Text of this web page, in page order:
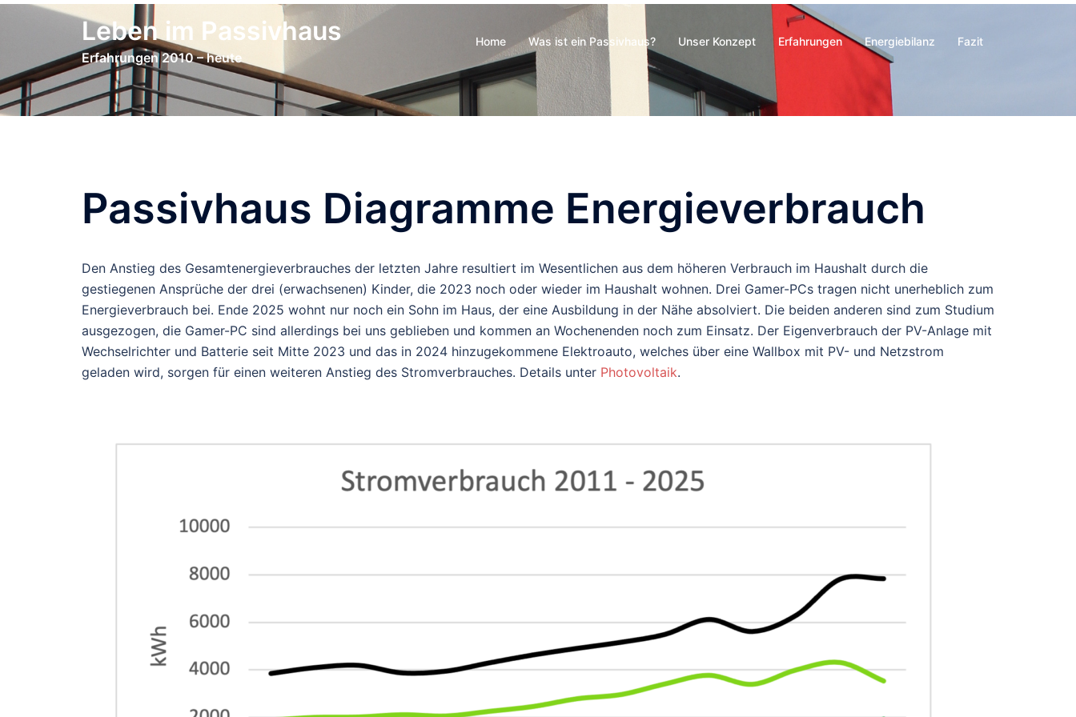
Leben im Passivhaus
Erfahrungen 2010 – heute
Home Was ist ein Passivhaus? Unser Konzept Erfahrungen Energiebilanz Fazit
Passivhaus Diagramme Energieverbrauch
Den Anstieg des Gesamtenergieverbrauches der letzten Jahre resultiert im Wesentlichen aus dem höheren Verbrauch im Haushalt durch die
gestiegenen Ansprüche der drei (erwachsenen) Kinder, die 2023 noch oder wieder im Haushalt wohnen. Drei Gamer-PCs tragen nicht unerheblich zum
Energieverbrauch bei. Ende 2025 wohnt nur noch ein Sohn im Haus, der eine Ausbildung in der Nähe absolviert. Die beiden anderen sind zum Studium
ausgezogen, die Gamer-PC sind allerdings bei uns geblieben und kommen an Wochenenden noch zum Einsatz. Der Eigenverbrauch der PV-Anlage mit
Wechselrichter und Batterie seit Mitte 2023 und das in 2024 hinzugekommene Elektroauto, welches über eine Wallbox mit PV- und Netzstrom
geladen wird, sorgen für einen weiteren Anstieg des Stromverbrauches. Details unter Photovoltaik.